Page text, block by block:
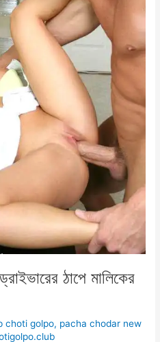
ঠাপে মালিকের
choti golpo, pacha chodar new